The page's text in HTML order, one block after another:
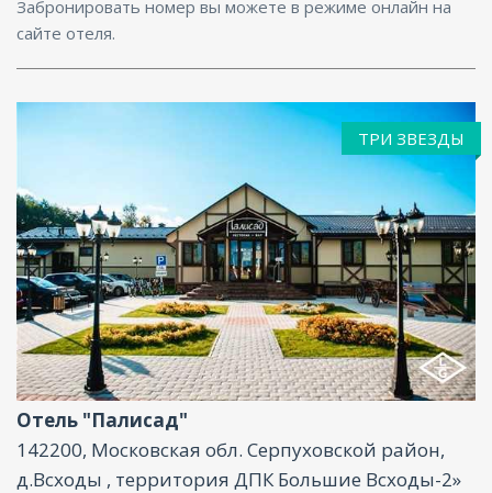
Забронировать номер вы можете в режиме онлайн на
сайте отеля.
Фитнес центр, Ресторан, Размещение с
животными, Бар, Парковка, Интернет,
Конференц-зал
ТРИ ЗВЕЗДЫ
Отель "Палисад"
142200, Московская обл. Серпуховской район,
д.Всходы , территория ДПК Большие Всходы-2»